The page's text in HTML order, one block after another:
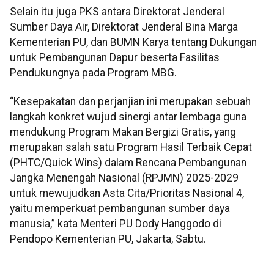
Selain itu juga PKS antara Direktorat Jenderal
Sumber Daya Air, Direktorat Jenderal Bina Marga
Kementerian PU, dan BUMN Karya tentang Dukungan
untuk Pembangunan Dapur beserta Fasilitas
Pendukungnya pada Program MBG.
“Kesepakatan dan perjanjian ini merupakan sebuah
langkah konkret wujud sinergi antar lembaga guna
mendukung Program Makan Bergizi Gratis, yang
merupakan salah satu Program Hasil Terbaik Cepat
(PHTC/Quick Wins) dalam Rencana Pembangunan
Jangka Menengah Nasional (RPJMN) 2025-2029
untuk mewujudkan Asta Cita/Prioritas Nasional 4,
yaitu memperkuat pembangunan sumber daya
manusia,” kata Menteri PU Dody Hanggodo di
Pendopo Kementerian PU, Jakarta, Sabtu.